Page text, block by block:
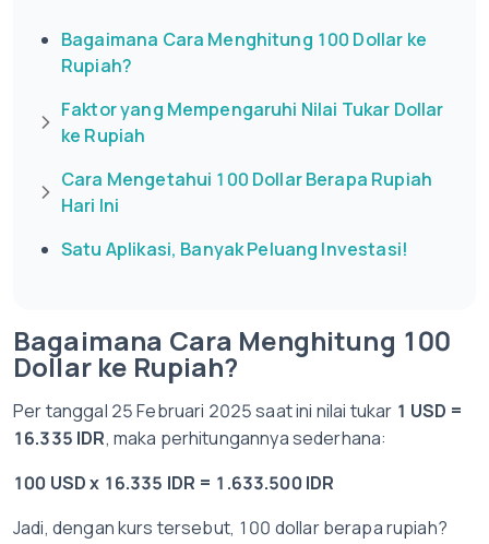
Bagaimana Cara Menghitung 100 Dollar ke
Rupiah?
Faktor yang Mempengaruhi Nilai Tukar Dollar
ke Rupiah
Cara Mengetahui 100 Dollar Berapa Rupiah
Hari Ini
Satu Aplikasi, Banyak Peluang Investasi!
Bagaimana Cara Menghitung 100
Dollar ke Rupiah?
Per tanggal 25 Februari 2025 saat ini nilai tukar 1 USD =
16.335 IDR, maka perhitungannya sederhana:
100 USD x 16.335 IDR = 1.633.500 IDR
Jadi, dengan kurs tersebut, 100 dollar berapa rupiah?